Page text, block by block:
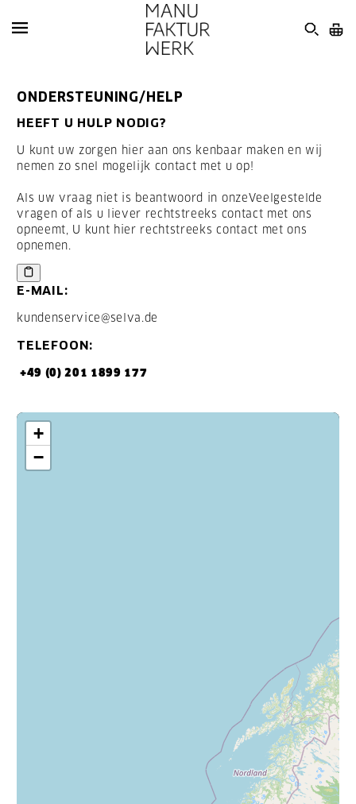
ONDERSTEUNING/HELP
HEEFT U HULP NODIG?
U kunt uw zorgen hier aan ons kenbaar maken en wij
nemen zo snel mogelijk contact met u op!
Als uw vraag niet is beantwoord in onzeVeelgestelde
vragen of als u liever rechtstreeks contact met ons
opneemt, U kunt hier rechtstreeks contact met ons
opnemen.
E-MAIL:
kundenservice@selva.de
TELEFOON:
+49 (0) 201 1899 177
+
−